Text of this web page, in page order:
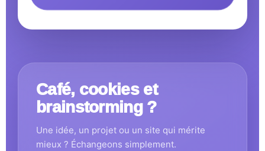
Café, cookies et
brainstorming ?
Une idée, un projet ou un site qui mérite
mieux ? Échangeons simplement.